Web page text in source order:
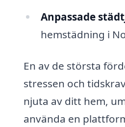
Anpassade
hemstädning i
En av de största
stressen och
njuta av ditt hem,
använda en